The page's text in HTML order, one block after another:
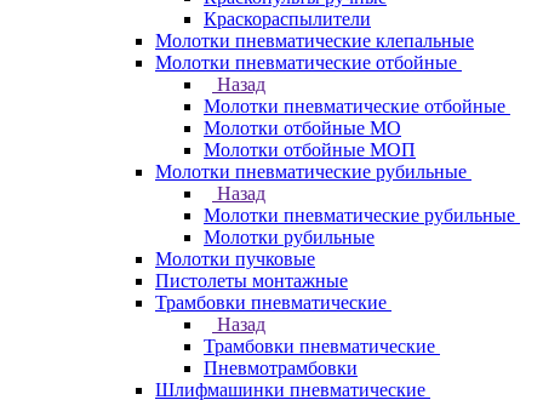
Краскораспылители
Молотки пневматические клепальные
Молотки пневматические отбойные
Назад
Молотки пневматические отбойные
Молотки отбойные МО
Молотки отбойные МОП
Молотки пневматические рубильные
Назад
Молотки пневматические рубильные
Молотки рубильные
Молотки пучковые
Пистолеты монтажные
Трамбовки пневматические
Назад
Трамбовки пневматические
Пневмотрамбовки
Шлифмашинки пневматические